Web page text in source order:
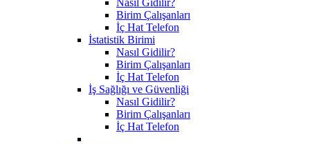
Birim Çalışanları
İç Hat Telefon
İstatistik Birimi
Nasıl Gidilir?
Birim Çalışanları
İç Hat Telefon
İş Sağlığı ve Güvenliği
Nasıl Gidilir?
Birim Çalışanları
İç Hat Telefon